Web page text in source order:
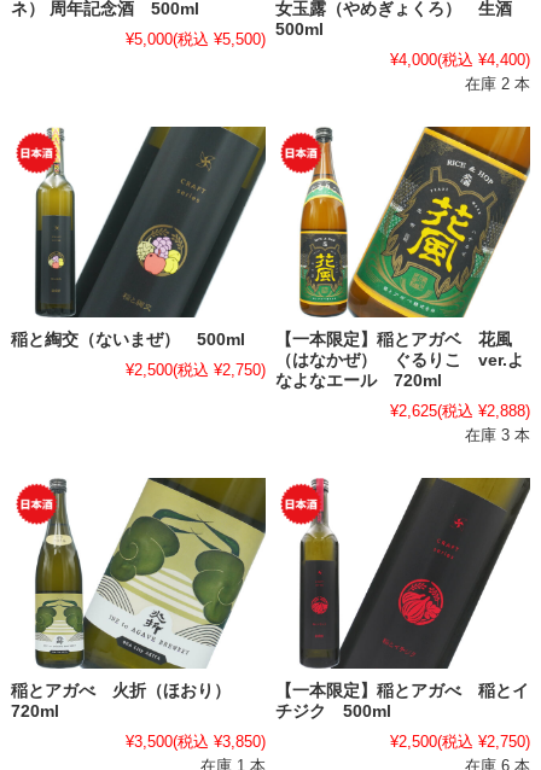
ネ） 周年記念酒 500ml
¥5,000(税込 ¥5,500)
女玉露（やめぎょくろ） 生酒
500ml
¥4,000(税込 ¥4,400)
在庫 2 本
稲と綯交（ないまぜ） 500ml
¥2,500(税込 ¥2,750)
【一本限定】稲とアガベ 花風
（はなかぜ） ぐるりこ ver.よ
なよなエール 720ml
¥2,625(税込 ¥2,888)
在庫 3 本
稲とアガべ 火折（ほおり）
720ml
¥3,500(税込 ¥3,850)
在庫 1 本
【一本限定】稲とアガべ 稲とイ
チジク 500ml
¥2,500(税込 ¥2,750)
在庫 6 本